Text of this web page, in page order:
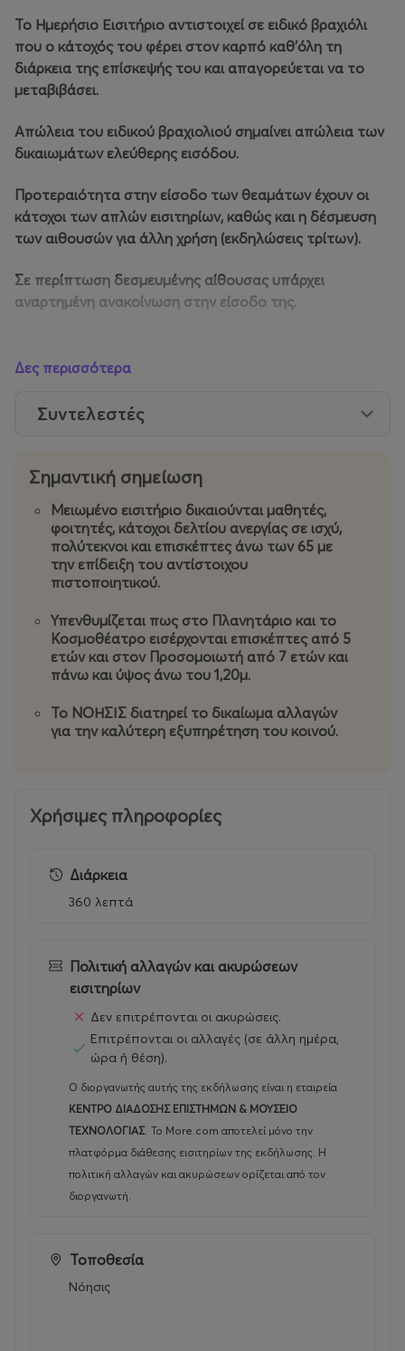
Το Ημερήσιο Εισιτήριο αντιστοιχεί σε ειδικό βραχιόλι
που ο κάτοχός του φέρει στον καρπό καθ'όλη τη
διάρκεια της επίσκεψής του και απαγορεύεται να το
μεταβιβάσει.
Απώλεια του ειδικού βραχιολιού σημαίνει απώλεια των
δικαιωμάτων ελεύθερης εισόδου.
Προτεραιότητα στην είσοδο των θεαμάτων έχουν οι
κάτοχοι των απλών εισιτηρίων, καθώς και η δέσμευση
των αιθουσών για άλλη χρήση (εκδηλώσεις τρίτων).
Σε περίπτωση δεσμευμένης αίθουσας υπάρχει
αναρτημένη ανακοίνωση στην είσοδο της.
• Ημερήσιο ατομικό εισιτήριο κανονικό: 15€
φοιτητές, κάτοχοι δελτίου ανεργίας σε ισχύ, κάτοχοι
• Ημερήσιο οικογενειακό εισιτήριο 1 γονέας και 2 παιδιά:
• Ημερήσιο οικογενειακό εισιτήριο 2 γονείς και 1 παιδί:
• Ημερήσιο οικογενειακό εισιτήριο (4 μέλη): 40€
• Επιπλέον οικογενειακό μέλος μετά τα 4 μέλη: 5€ για
Για τις ώρες προβολών και άλλων δράσεων δείτεεδώ
Μέρες και ώρες λειτουργίας για το κοινό
Το ΝΟΗΣΙΣ λειτουργεί για το κοινό από Τρίτη έως
Κυριακή.
Κυριακή 11:00 – 19:00
Τέλη Ιουνίου – Αρχές Σεπτεμβρίου: Τρίτη-Κυριακή 11:00-
Κατά τη διάρκεια του έτους:
Κάθε Δευτέρα κλειστά.
Αργίες που το Κέντρο λειτουργεί:
6 Ιανουαρίου (Θεοφάνεια), 28 Οκτωβρίου, 26
Για τις συγκεκριμένες ώρες λειτουργίας των παραπάνω
αργιών, δείτε το πρόγραμμα προβολών παραπάνω ή
τηλεφωνήστε στο 2310 483000.
:
παραμονή και ανήμερα Πρωτοχρονιάς, Καθαρά
Δευτέρα, 25η Μαρτίου, Μεγάλη Παρασκευή, Μεγάλο
Δες περισσότερα
Συντελεστές
Σημαντική σημείωση
Μειωμένο εισιτήριο δικαιούνται μαθητές,
φοιτητές, κάτοχοι δελτίου ανεργίας σε ισχύ,
πολύτεκνοι και επισκέπτες άνω των 65 με
την επίδειξη του αντίστοιχου
πιστοποιητικού.
Υπενθυμίζεται πως στο Πλανητάριο και το
Κοσμοθέατρο εισέρχονται επισκέπτες από 5
ετών και στον Προσομοιωτή από 7 ετών και
πάνω και ύψος άνω του 1,20μ.
Το ΝΟΗΣΙΣ διατηρεί το δικαίωμα αλλαγών
για την καλύτερη εξυπηρέτηση του κοινού.
Χρήσιμες πληροφορίες
Διάρκεια
360 λεπτά
Πολιτική αλλαγών και ακυρώσεων
εισιτηρίων
Δεν επιτρέπονται οι ακυρώσεις.
Επιτρέπονται οι αλλαγές (σε άλλη ημέρα,
ώρα ή θέση).
Ο διοργανωτής αυτής της εκδήλωσης είναι η εταιρεία
ΚΕΝΤΡΟ ΔΙΑΔΟΣΗΣ ΕΠΙΣΤΗΜΩΝ & ΜΟΥΣΕΙΟ
ΤΕΧΝΟΛΟΓΙΑΣ. Το More.com αποτελεί μόνο την
πλατφόρμα διάθεσης εισιτηρίων της εκδήλωσης. Η
πολιτική αλλαγών και ακυρώσεων ορίζεται από τον
διοργανωτή.
Τοποθεσία
Νόησις